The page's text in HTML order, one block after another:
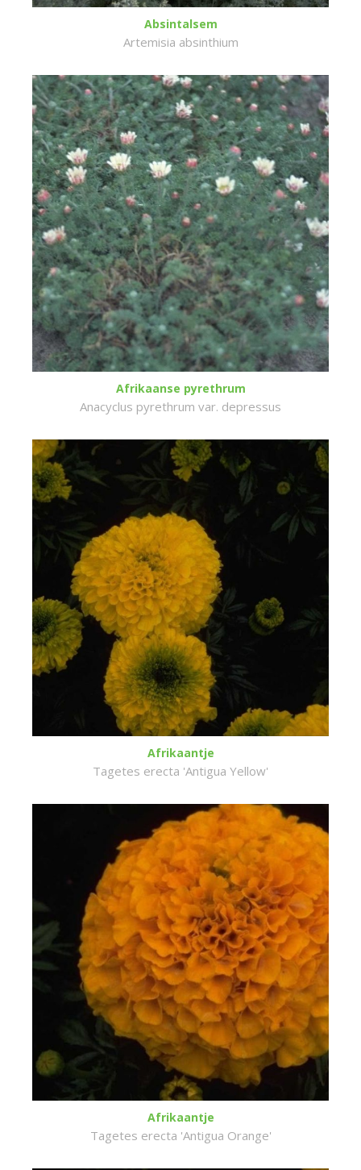
Absintalsem
Artemisia absinthium
Afrikaanse pyrethrum
Anacyclus pyrethrum var. depressus
Afrikaantje
Tagetes erecta 'Antigua Yellow'
Afrikaantje
Tagetes erecta 'Antigua Orange'